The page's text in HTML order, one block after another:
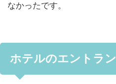
なかったです。
ホテルのエントラ